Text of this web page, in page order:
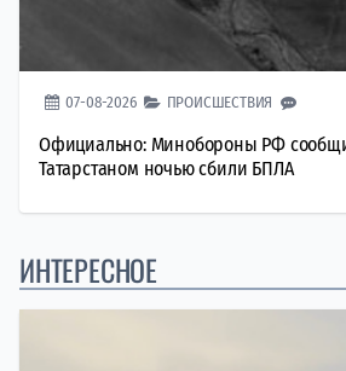
07-08-2026 ПРОИСШЕСТВИЯ
Официально: Минобороны РФ
Татарстаном ночью сбили БПЛА
ИНТЕРЕСНОЕ